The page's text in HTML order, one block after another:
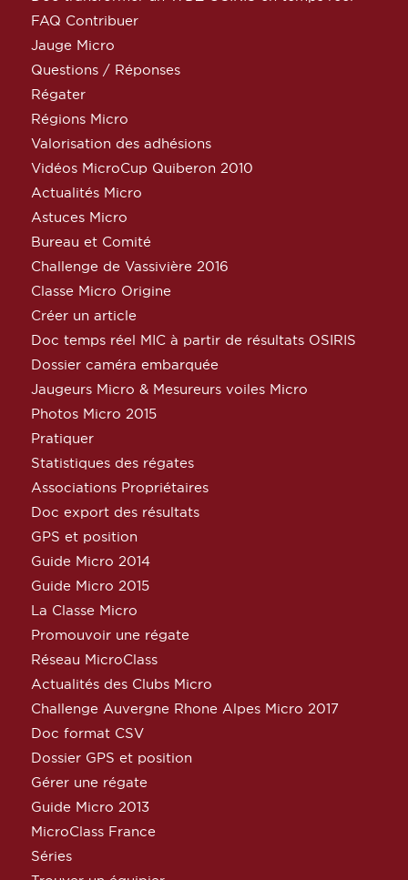
FAQ Contribuer
Jauge Micro
Questions / Réponses
Régater
Régions Micro
Valorisation des adhésions
Vidéos MicroCup Quiberon 2010
Actualités Micro
Astuces Micro
Bureau et Comité
Challenge de Vassivière 2016
Classe Micro Origine
Créer un article
Doc temps réel MIC à partir de résultats OSIRIS
Dossier caméra embarquée
Jaugeurs Micro & Mesureurs voiles Micro
Photos Micro 2015
Pratiquer
Statistiques des régates
Associations Propriétaires
Doc export des résultats
GPS et position
Guide Micro 2014
Guide Micro 2015
La Classe Micro
Promouvoir une régate
Réseau MicroClass
Actualités des Clubs Micro
Challenge Auvergne Rhone Alpes Micro 2017
Doc format CSV
Dossier GPS et position
Gérer une régate
Guide Micro 2013
MicroClass France
Séries